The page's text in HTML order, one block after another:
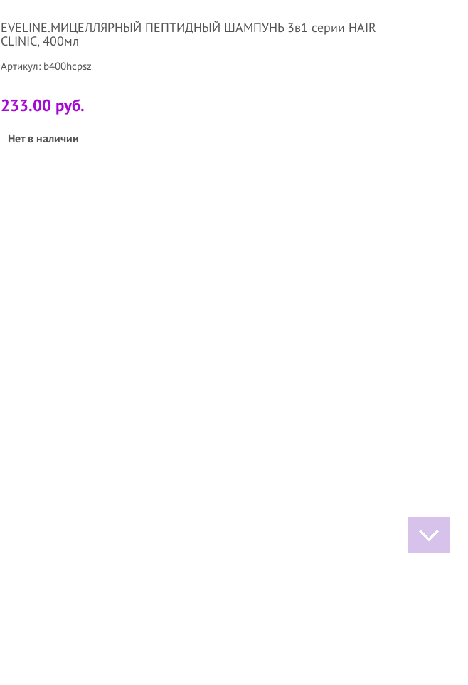
EVELINE.МИЦЕЛЛЯРНЫЙ ПЕПТИДНЫЙ ШАМПУНЬ 3в1 серии HAIR
CLINIC, 400мл
Артикул: b400hcpsz
233.00 руб.
Нет в наличии